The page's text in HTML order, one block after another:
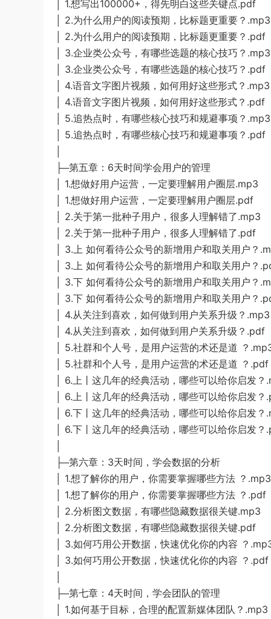
│ 1.想写出100000+，得先明白这些关键点.pdf
│ 2.为什么用户的阅读预期，比标题更重要？.mp3
│ 2.为什么用户的阅读预期，比标题更重要？.pdf
│ 3.企业类公众号，有哪些选题的核心技巧？.mp3
│ 3.企业类公众号，有哪些选题的核心技巧？.pdf
│ 4.语音文字图片视频，如何用好这些形式？.mp3
│ 4.语音文字图片视频，如何用好这些形式？.pdf
│ 5.追热点时，有哪些核心技巧和规避事项？.mp3
│ 5.追热点时，有哪些核心技巧和规避事项？.pdf
├─第五章：6天时间学会用户的管理
│ 1.想做好用户运营，一定要理解用户圈层.mp3
│ 1.想做好用户运营，一定要理解用户圈层.pdf
│ 2.关于第一批种子用户，很多人理解错了.mp3
│ 2.关于第一批种子用户，很多人理解错了.pdf
│ 3.上 如何看待公众号的新增用户和取关用户？
│ 3.上 如何看待公众号的新增用户和取关用户？
│ 3.下 如何看待公众号的新增用户和取关用户？
│ 3.下 如何看待公众号的新增用户和取关用户？
│ 4.从关注到喜欢，如何做到用户关系升级？.mp3
│ 4.从关注到喜欢，如何做到用户关系升级？.pdf
│ 5.社群和个人号，是用户运营的术还是道 ？
│ 5.社群和个人号，是用户运营的术还是道 ？.pdf
│ 6.上丨这几年的经典活动，哪些可以给你启发？
│ 6.上丨这几年的经典活动，哪些可以给你启发？
│ 6.下丨这几年的经典活动，哪些可以给你启发？
│ 6.下丨这几年的经典活动，哪些可以给你启发？
├─第六章：3天时间，学会数据的分析
│ 1.想了解你的用户，你需要掌握哪些方法 ？.mp3
│ 1.想了解你的用户，你需要掌握哪些方法 ？.pdf
│ 2.分析图文数据，有哪些隐藏数据很关键.mp3
│ 2.分析图文数据，有哪些隐藏数据很关键.pdf
│ 3.如何巧用公开数据，快速优化你的内容 ？
│ 3.如何巧用公开数据，快速优化你的内容 ？.pdf
├─第七章：4天时间，学会团队的管理
│ 1.如何基于目标，合理的配置新媒体团队？.mp3